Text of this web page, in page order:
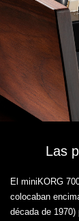
Las
El miniKORG
colocaban
década de